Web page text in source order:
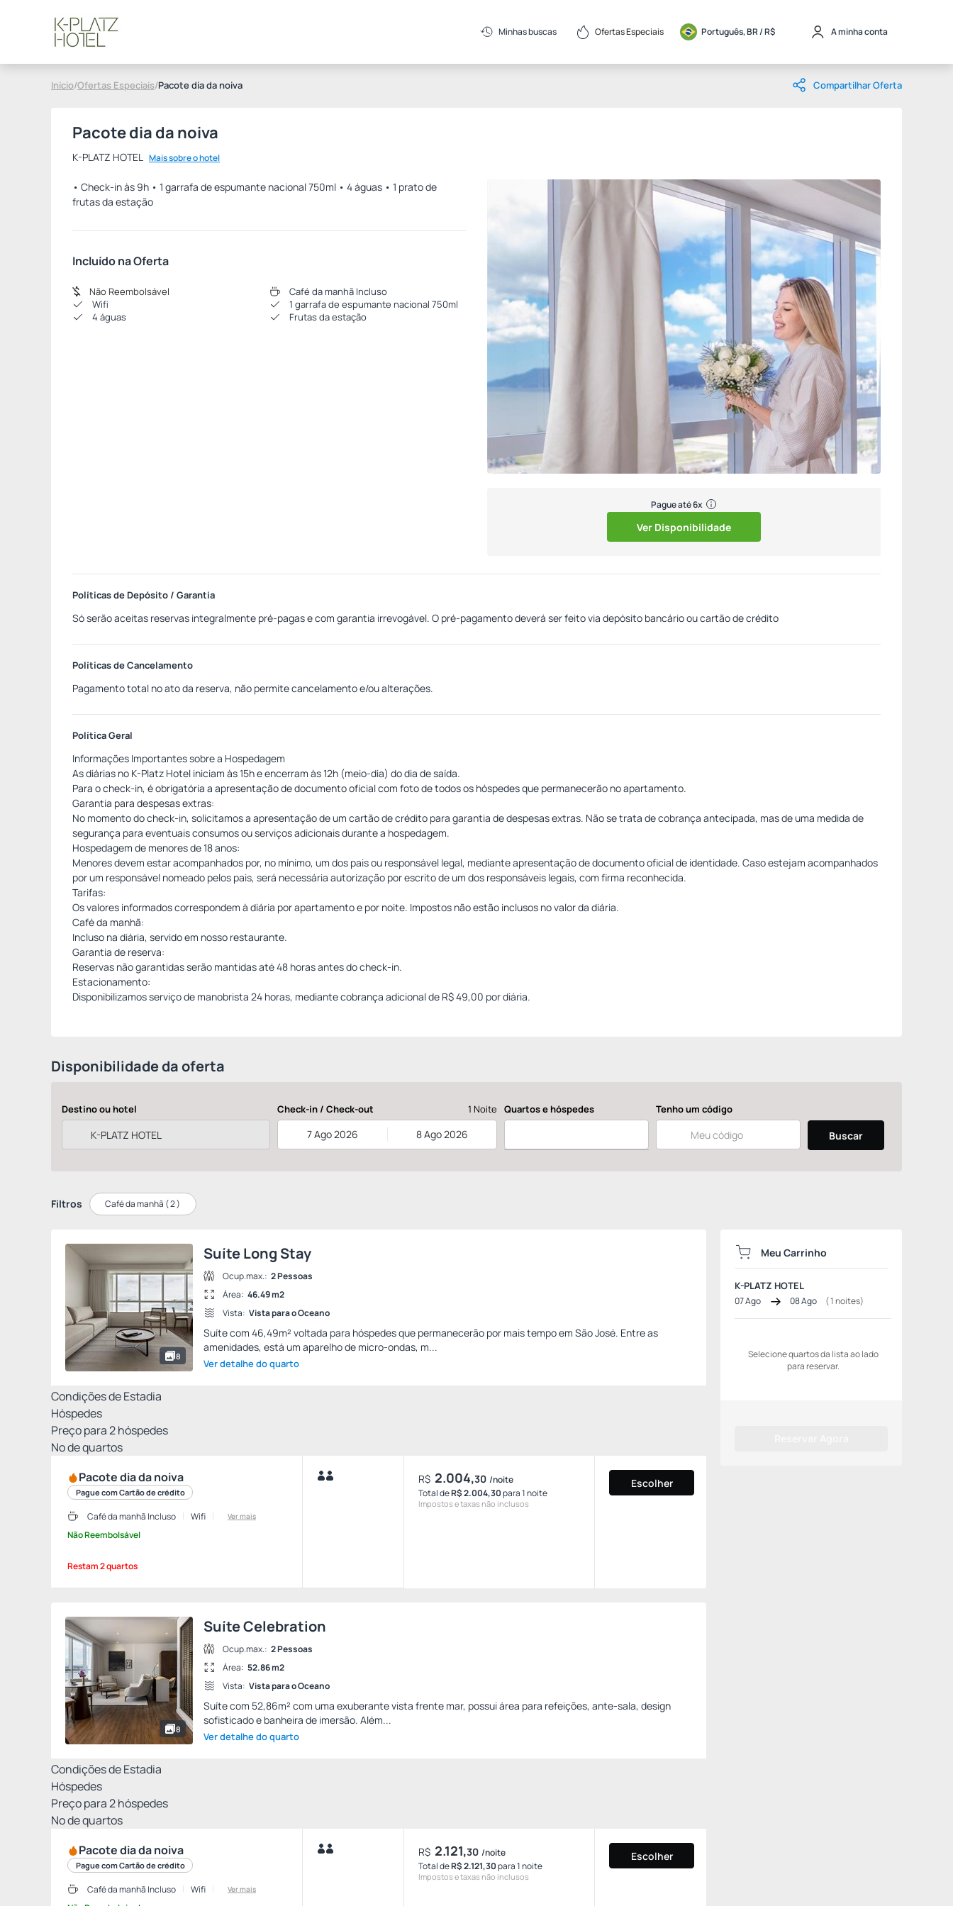
Minhas buscas Ofertas Especiais Português, BR / R$ A minha conta
Início/Ofertas Especiais/Pacote dia da noiva Compartilhar Oferta
Pacote dia da noiva
K-PLATZ HOTEL Mais sobre o hotel
• Check-in às 9h • 1 garrafa de espumante nacional 750ml • 4 águas • 1 prato de
frutas da estação
Incluído na Oferta
Não Reembolsável
Café da manhã Incluso
Wifi
1 garrafa de espumante nacional 750ml
4 águas
Frutas da estação
Pague até 6x
Ver Disponibilidade
Políticas de Depósito / Garantia
Só serão aceitas reservas integralmente pré-pagas e com garantia irrevogável. O pré-pagamento deverá ser feito via depósito bancário ou cartão de crédito
Políticas de Cancelamento
Pagamento total no ato da reserva, não permite cancelamento e/ou alterações.
Política Geral
Informações Importantes sobre a Hospedagem
As diárias no K-Platz Hotel iniciam às 15h e encerram às 12h (meio-dia) do dia de saída.
Para o check-in, é obrigatória a apresentação de documento oficial com foto de todos os hóspedes que permanecerão no apartamento.
Garantia para despesas extras:
No momento do check-in, solicitamos a apresentação de um cartão de crédito para garantia de despesas extras. Não se trata de cobrança antecipada, mas de uma medida de
segurança para eventuais consumos ou serviços adicionais durante a hospedagem.
Hospedagem de menores de 18 anos:
Menores devem estar acompanhados por, no mínimo, um dos pais ou responsável legal, mediante apresentação de documento oficial de identidade. Caso estejam acompanhados
por um responsável nomeado pelos pais, será necessária autorização por escrito de um dos responsáveis legais, com firma reconhecida.
Tarifas:
Os valores informados correspondem à diária por apartamento e por noite. Impostos não estão inclusos no valor da diária.
Café da manhã:
Incluso na diária, servido em nosso restaurante.
Garantia de reserva:
Reservas não garantidas serão mantidas até 48 horas antes do check-in.
Estacionamento:
Disponibilizamos serviço de manobrista 24 horas, mediante cobrança adicional de R$ 49,00 por diária.
Disponibilidade da oferta
Destino ou hotel Check-in / Check-out 1 Noite
7 Ago 2026 8 Ago 2026
Quartos e hóspedes Tenho um código
Buscar
Filtros Café da manhã (2)
8
Suíte Long Stay
Ocup.max.: 2 Pessoas
Área: 46.49 m2
Vista: Vista para o Oceano
Suíte com 46,49m² voltada para hóspedes que permanecerão por mais tempo em São José. Entre as
amenidades, está um aparelho de micro-ondas, m...
Ver detalhe do quarto
Condições de Estadia
Hóspedes
Preço para2hóspedes
Nº de quartos
Pacote dia da noiva
Pague com Cartão de crédito
Café da manhã Incluso Wifi Ver mais
Não Reembolsável
Restam 2 quartos
R$ 2.004,30 /noite
Total deR$ 2.004,30para 1 noite
Impostos e taxas não inclusos
Escolher
8
Suíte Celebration
Ocup.max.: 2 Pessoas
Área: 52.86 m2
Vista: Vista para o Oceano
Suíte com 52,86m² com uma exuberante vista frente mar, possui área para refeições, ante-sala, design
sofisticado e banheira de imersão. Além...
Ver detalhe do quarto
Condições de Estadia
Hóspedes
Preço para2hóspedes
Nº de quartos
Pacote dia da noiva
Pague com Cartão de crédito
Café da manhã Incluso Wifi Ver mais
R$ 2.121,30 /noite
Total deR$ 2.121,30para 1 noite
Impostos e taxas não inclusos
Escolher
Meu Carrinho
K-PLATZ HOTEL
07 Ago 08 Ago (1noites)
Selecione quartos da lista ao lado
para reservar.